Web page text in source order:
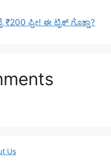
ಫ್ರೀ! ಈ ಟ್ರಿಕ್ ಗೊತ್ತಾ?
Us